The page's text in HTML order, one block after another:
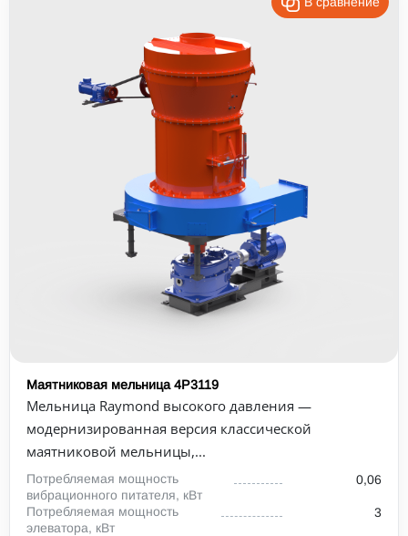
Маятниковая мельница 4Р3119
Мельница Raymond высокого давления —
модернизированная версия классической
маятниковой мельницы,...
Потребляемая мощность
вибрационного питателя, кВт
0,06
Потребляемая мощность
элеватора, кВт
3